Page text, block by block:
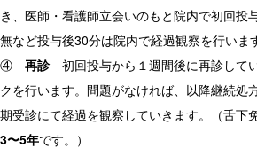
き、医師・看護師立会いのもと院内で初回投
無など投与後30分は院内で経過観察を行います
④ 再診初回投与から１週間後に再診して
クを行います。問題がなければ、以降継続処
期受診にて経過を観察していきます。（舌下
3〜5年です。）